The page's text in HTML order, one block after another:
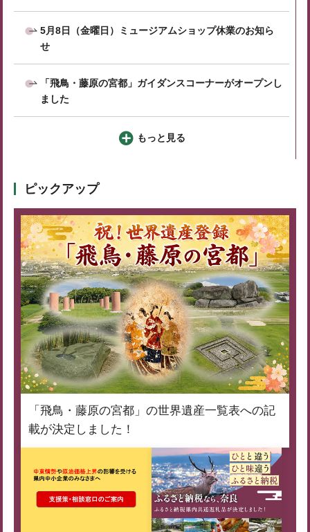
5月8日（金曜日）ミュージアムショップ休業のお知ら
せ
「飛鳥・藤原の宮都」ガイダンスコーナーがオープンし
ました
もっと見る
ピックアップ
「飛鳥・藤原の宮都」の世界遺産一覧表への記
載が決定しました！